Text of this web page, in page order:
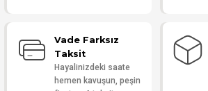
Vade Farksız
Taksit
Hayalinizdeki saate
hemen kavuşun, peşin